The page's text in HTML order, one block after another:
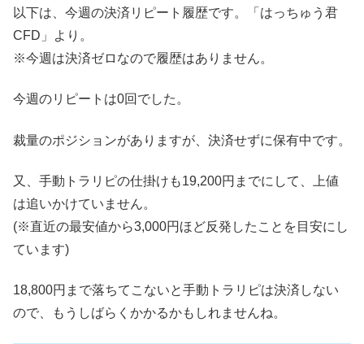
以下は、今週の決済リピート履歴です。「はっちゅう君
CFD」より。
※今週は決済ゼロなので履歴はありません。
今週のリピートは0回でした。
裁量のポジションがありますが、決済せずに保有中です。
又、手動トラリピの仕掛けも19,200円までにして、上値
は追いかけていません。
(※直近の最安値から3,000円ほど反発したことを目安にし
ています)
18,800円まで落ちてこないと手動トラリピは決済しない
ので、もうしばらくかかるかもしれませんね。